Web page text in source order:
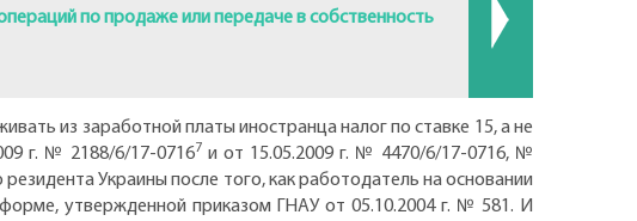
по продаже или передаче в собственность
из заработной платы иностранца налог по ставке 15, а не
г. № 2188/6/17-07167 и от 15.05.2009 г. № 4470/6/17-0716, №
Украины после того, как работодатель на основании
утвержденной приказом ГНАУ от 05.10.2004 г. № 581. И